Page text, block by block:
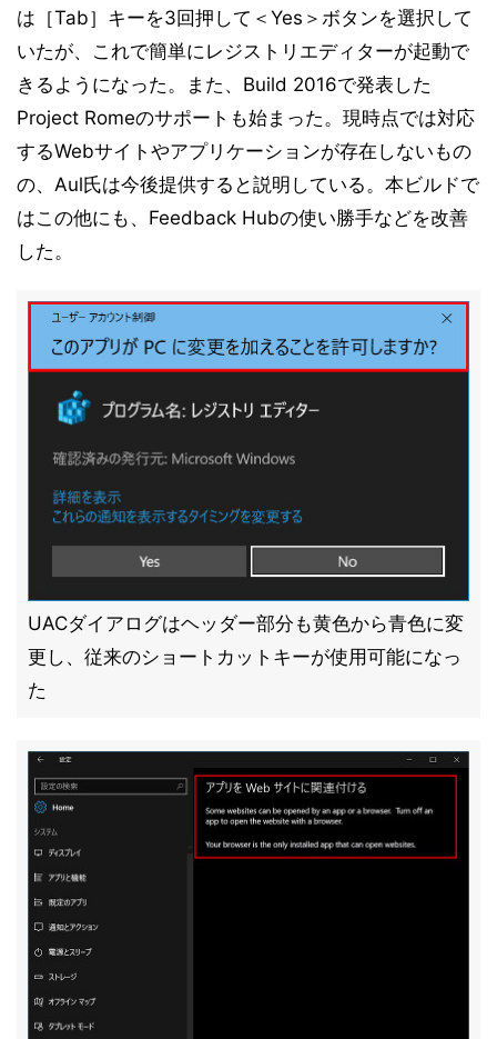
は［Tab］キーを3回押して＜Yes＞ボタンを選択して
いたが、これで簡単にレジストリエディターが起動で
きるようになった。また、Build 2016で発表した
Project Romeのサポートも始まった。現時点では対応
するWebサイトやアプリケーションが存在しないもの
の、Aul氏は今後提供すると説明している。本ビルドで
はこの他にも、Feedback Hubの使い勝手などを改善
した。
UACダイアログはヘッダー部分も黄色から青色に変
更し、従来のショートカットキーが使用可能になっ
た